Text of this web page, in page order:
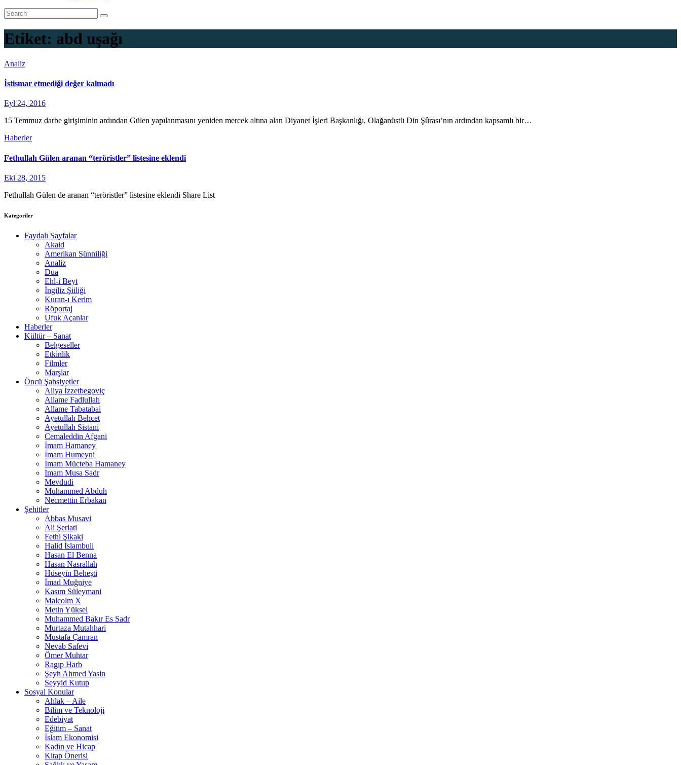
Etiket: abd uşağı
Analiz
İstismar etmediği değer kalmadı
Eyl 24, 2016
15 Temmuz darbe girişiminin ardından Gülen yapılanmasını yeniden mercek altına alan Diyanet İşleri Başkanlığı, Olağanüstü Din Şûrası’nın ardından kapsamlı bir…
Haberler
Fethullah Gülen aranan “teröristler” listesine eklendi
Eki 28, 2015
Fethullah Gülen de aranan “teröristler” listesine eklendi Share List
Kategoriler
Faydalı Sayfalar
Akaid
Amerikan Sünniliği
Analiz
Dua
Ehl-i Beyt
İngiliz Şiiliği
Kuran-ı Kerim
Röportaj
Ufuk Açanlar
Haberler
Kültür – Sanat
Belgeseller
Etkinlik
Filmler
Marşlar
Öncü Şahsiyetler
Aliya İzzetbegoviç
Allame Fadlullah
Allame Tabatabai
Ayetullah Behcet
Ayetullah Sistani
Cemaleddin Afgani
İmam Hamaney
İmam Humeyni
İmam Mücteba Hamaney
İmam Musa Sadr
Mevdudi
Muhammed Abduh
Necmettin Erbakan
Şehitler
Abbas Musavi
Ali Şeriati
Fethi Şikaki
Halid İslambuli
Hasan El Benna
Hasan Nasrallah
Hüseyin Beheşti
İmad Muğniye
Kasım Süleymani
Malcolm X
Metin Yüksel
Muhammed Bakır Es Sadr
Murtaza Mutahhari
Mustafa Çamran
Nevab Safevi
Ömer Muhtar
Ragıp Harb
Şeyh Ahmed Yasin
Seyyid Kutup
Sosyal Konular
Ahlak – Aile
Bilim ve Teknoloji
Edebiyat
Eğitim – Sanat
İslam Ekonomisi
Kadın ve Hicap
Kitap Önerisi